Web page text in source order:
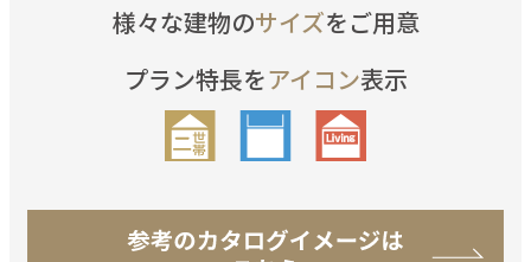
様々な建物のサイズをご用意
プラン特長をアイコン表示